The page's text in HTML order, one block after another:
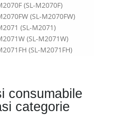
(SL-M2070F)
(SL-M2070FW)
(SL-M2071)
(SL-M2071W)
(SL-M2071FH)
consumabile
categorie